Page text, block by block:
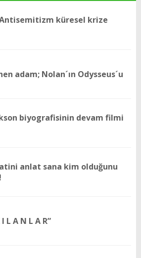
küresel krize
adam; Nolan´ın Odysseus´u
biyografisinin devam filmi
anlat sana kim olduğunu
L A N L A R”